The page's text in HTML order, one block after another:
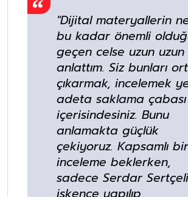
"Dijital materyallerin
bu kadar önemli
geçen celse uzun uzun
anlattım. Siz bunları
çıkarmak, incelemek
adeta saklama çabası
içerisindesiniz. Bunu
anlamakta güçlük
çekiyoruz. Kapsamlı bir
inceleme beklerken,
sadece Serdar